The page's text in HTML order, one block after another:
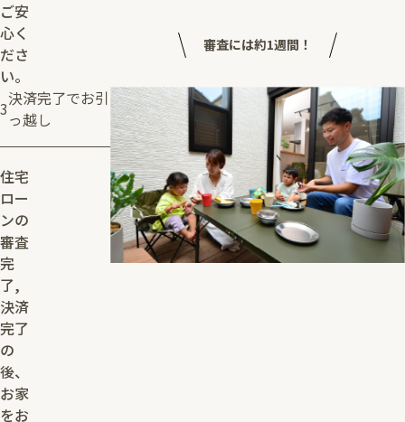
ご安
心く
ださ
い。
3決済完了でお引
っ越し
住宅
ロー
ンの
審査
完
了,
決済
完了
の
後、
お家
をお
審査には約1週間！